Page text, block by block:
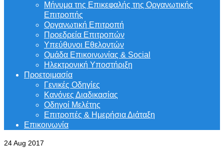
Μήνυμα της Επικεφαλής της Οργανωτικής
Επιτροπής
Οργανωτική Επιτροπή
Προεδρεία Επιτροπών
Υπεύθυνοι Εθελοντών
Ομάδα Επικοινωνίας & Social
Ηλεκτρονική Υποστήριξη
Προετοιμασία
Γενικές Οδηγίες
Κανόνες Διαδικασίας
Οδηγοί Μελέτης
Επιτροπές & Ημερήσια Διάταξη
Επικοινωνία
24Aug 2017